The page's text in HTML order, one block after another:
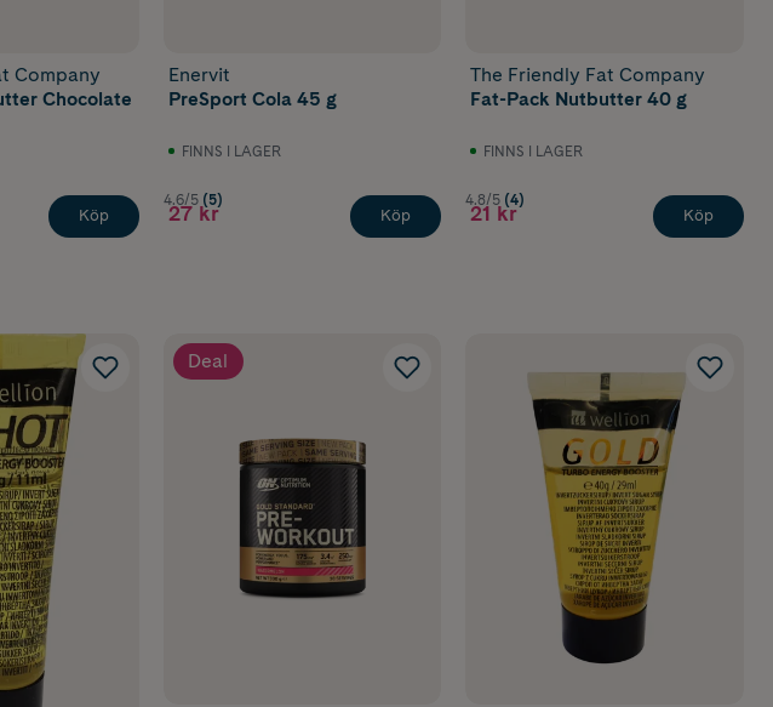
Company
Chocolate
Köp
Enervit
PreSport Cola 45 g
FINNS I LAGER
4.6/5 (5)
27 kr Köp
The Friendly Fat Company
Fat-Pack Nutbutter 40 g
FINNS I LAGER
4.8/5 (4)
21 kr Köp
Deal